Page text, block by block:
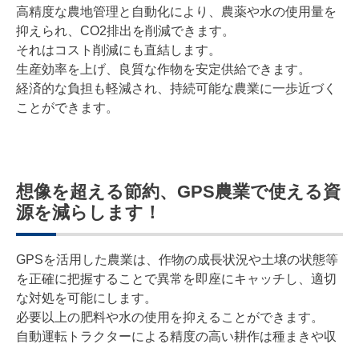
高精度な農地管理と自動化により、農薬や水の使用量を
抑えられ、CO2排出を削減できます。
それはコスト削減にも直結します。
生産効率を上げ、良質な作物を安定供給できます。
経済的な負担も軽減され、持続可能な農業に一歩近づく
ことができます。
想像を超える節約、GPS農業で使える資
源を減らします！
GPSを活用した農業は、作物の成長状況や土壌の状態等
を正確に把握することで異常を即座にキャッチし、適切
な対処を可能にします。
必要以上の肥料や水の使用を抑えることができます。
自動運転トラクターによる精度の高い耕作は種まきや収